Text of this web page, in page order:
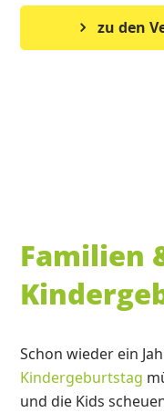
zu den
Familien
Schon wieder ein
Kindergeburtstag
und die Kids